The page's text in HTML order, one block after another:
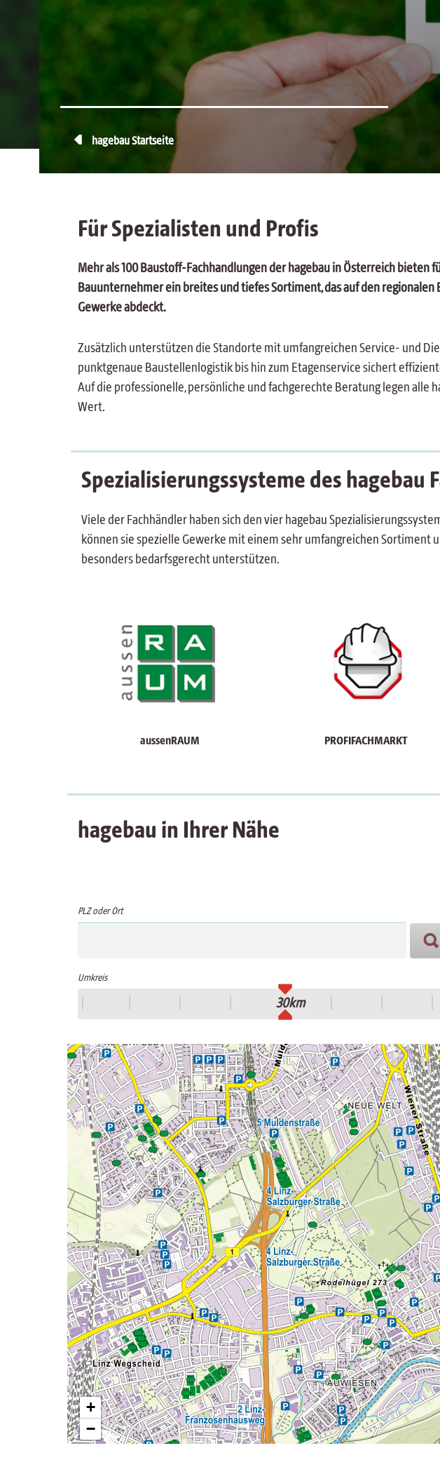
Gesellschafterwerden
Pressecenter
hagebau Logistik
hagebau
dienst GmbH
 hagebau Startseite
Für Spezialisten und Profis
Mehr als 100 Baustoff-Fachhandlungen der hagebau in Österreich bieten
Bauunternehmer ein breites und tiefes Sortiment, das auf den regionalen
Gewerke abdeckt.
Zusätzlich unterstützen die Standorte mit umfangreichen Service- und
punktgenaue Baustellenlogistik bis hin zum Etagenservice sichert
Auf die professionelle, persönliche und fachgerechte Beratung legen alle
Wert.
Spezialisierungssysteme des hagebau
Viele der Fachhändler haben sich den vier hagebau
können sie spezielle Gewerke mit einem sehr umfangreichen Sortiment
besonders bedarfsgerecht unterstützen.
aussenRAUM PROFIFACHMARKT
hagebau in Ihrer Nähe
+
−
PLZ oder Ort

Umkreis